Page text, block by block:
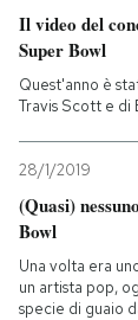
SHOP
Il video del
Super Bowl
Quest'anno è
Travis Scott e di
28/1/2019
(Quasi)
Bowl
Una volta era
un artista pop,
specie di guaio